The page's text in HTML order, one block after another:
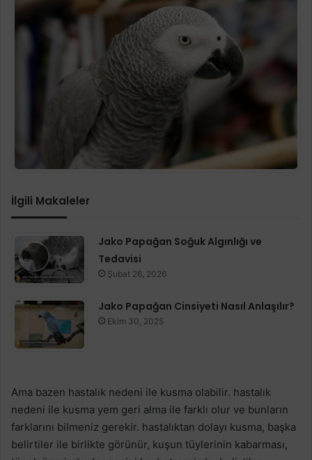
İlgili Makaleler
Jako Papağan Soğuk Algınlığı ve
Tedavisi
Şubat 26, 2026
Jako Papağan Cinsiyeti Nasıl Anlaşılır?
Ekim 30, 2025
Ama bazen hastalık nedeni ile kusma olabilir. hastalık
nedeni ile kusma yem geri alma ile farklı olur ve bunların
farklarını bilmeniz gerekir. hastalıktan dolayı kusma, başka
belirtiler ile birlikte görünür, kuşun tüylerinin kabarması,